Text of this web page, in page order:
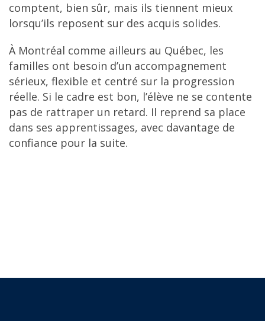
comptent, bien sûr, mais ils tiennent mieux
lorsqu’ils reposent sur des acquis solides.
À Montréal comme ailleurs au Québec, les
familles ont besoin d’un accompagnement
sérieux, flexible et centré sur la progression
réelle. Si le cadre est bon, l’élève ne se contente
pas de rattraper un retard. Il reprend sa place
dans ses apprentissages, avec davantage de
confiance pour la suite.